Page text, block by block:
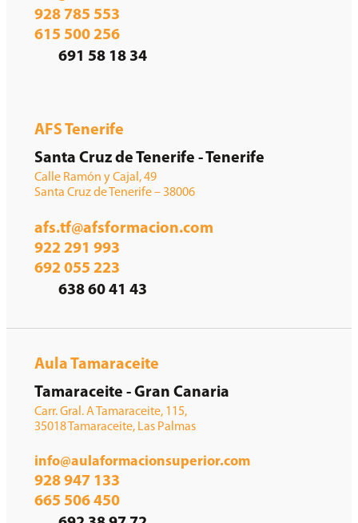
928 785 553
615 500 256
691 58 18 34
AFS Tenerife
Santa Cruz de Tenerife - Tenerife
Calle Ramón y Cajal, 49
Santa Cruz de Tenerife – 38006
afs.tf@afsformacion.com
922 291 993
692 055 223
638 60 41 43
Aula Tamaraceite
Tamaraceite - Gran Canaria
Carr. Gral. A Tamaraceite, 115,
35018 Tamaraceite, Las Palmas
info@aulaformacionsuperior.com
928 947 133
665 506 450